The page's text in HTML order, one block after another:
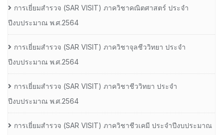
การเยี่ยมสํารวจ (SAR VISIT) ภาควิชาคณิตศาสตร์ ประจํา
ปีงบประมาณ พ.ศ.2564
การเยี่ยมสํารวจ (SAR VISIT) ภาควิชาจุลชีววิทยา ประจํา
ปีงบประมาณ พ.ศ.2564
การเยี่ยมสํารวจ (SAR VISIT) ภาควิชาชีววิทยา ประจํา
ปีงบประมาณ พ.ศ.2564
การเยี่ยมสํารวจ (SAR VISIT) ภาควิชาชีวเคมี ประจําปีงบประมาณ